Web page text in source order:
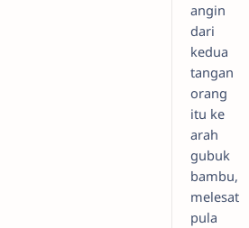
angin
dari
kedua
tangan
orang
itu ke
arah
gubuk
bambu,
melesat
pula